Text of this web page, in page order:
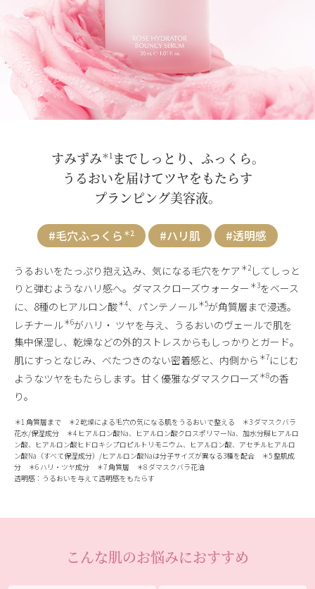
すみずみ＊1までしっとり、ふっくら。
うるおいを届けてツヤをもたらす
プランピング美容液。
#毛穴ふっくら ＊2 #ハリ肌 #透明感
うるおいをたっぷり抱え込み、気になる毛穴をケア ＊2 してしっと
りと弾むようなハリ感へ。ダマスクローズウォーター ＊3をベース
に、8種のヒアルロン酸＊4、パンテノール＊5が角質層まで浸透。
レチナール＊6がハリ・ ツヤを与え、うるおいのヴェールで肌を
集中保湿し、乾燥などの外的ストレスからもしっかりとガード。
肌にすっとなじみ、べたつきのない密着感と、内側から ＊7にじむ
ようなツヤをもたらします。甘く優雅なダマスクローズ ＊8の香
り。
＊1 角質層まで ＊2 乾燥による毛穴の気になる肌をうるおいで整える ＊3 ダマスクバラ
花水/保湿成分 ＊4 ヒアルロン酸Na、ヒアルロン酸クロスポリマーNa、加水分解ヒアルロ
ン酸、ヒアルロン酸ヒドロキシプロピルトリモニウム、ヒアルロン酸、アセチルヒアルロ
ン酸Na（すべて保湿成分）/ヒアルロン酸Naは分子サイズが異なる3種を配合 ＊5 整肌成
分 ＊6 ハリ・ツヤ成分 ＊7 角質層 ＊8 ダマスクバラ花油
透明感：うるおいを与えて透明感をもたらす
こんな肌のお悩みにおすすめ